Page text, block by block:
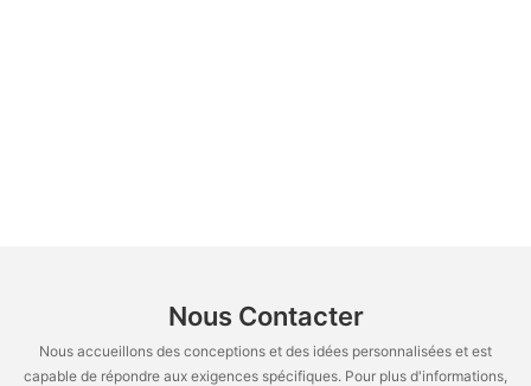
Nous Contacter
Nous accueillons des conceptions et des idées personnalisées et est
capable de répondre aux exigences spécifiques. Pour plus d'informations,